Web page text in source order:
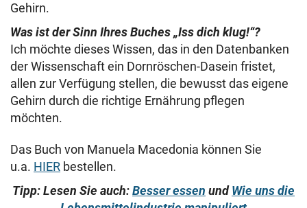
Gehirn.
Was ist der Sinn Ihres Buches „Iss dich klug!“?
Ich möchte dieses Wissen, das in den Datenbanken
der Wissenschaft ein Dornröschen-Dasein fristet,
allen zur Verfügung stellen, die bewusst das eigene
Gehirn durch die richtige Ernährung pflegen
möchten.
Das Buch von Manuela Macedonia können Sie
u.a. HIER bestellen.
Tipp: Lesen Sie auch:Besser essen undWie uns die